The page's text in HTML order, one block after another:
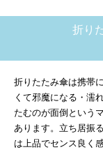
折り
折りたたみ傘は携帯
くて邪魔になる・濡
たむのが面倒という
あります。立ち居振
は上品でセンス良く